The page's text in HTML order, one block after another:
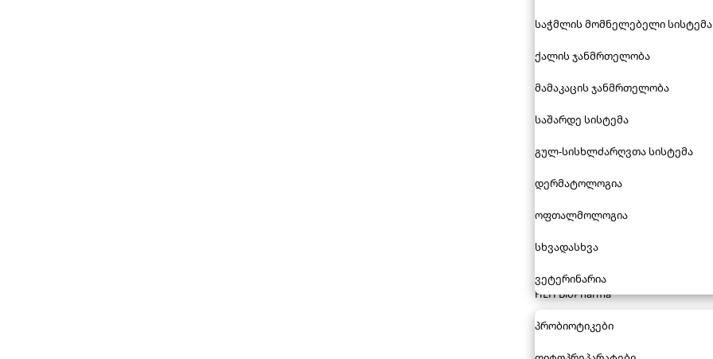
საჭმლის მომნელებელი სისტემა
ქალის ჯანმრთელობა
მამაკაცის ჯანმრთელობა
საშარდე სისტემა
გულ-სისხლძარღვთა სისტემა
დერმატოლოგია
ოფთალმოლოგია
სხვადასხვა
ვეტერინარია
HLH BioPharma
პრობიოტიკები